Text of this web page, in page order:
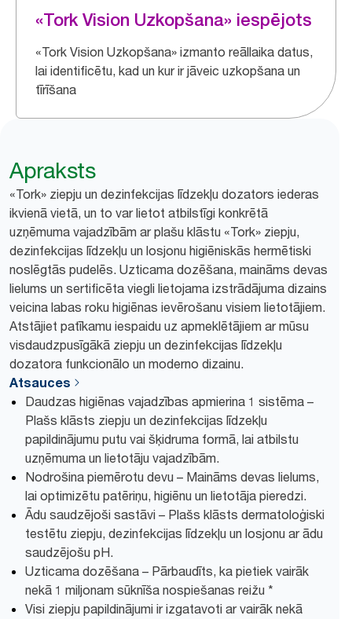
«Tork Vision Uzkopšana» iespējots
«Tork Vision Uzkopšana» izmanto reāllaika datus,
lai identificētu, kad un kur ir jāveic uzkopšana un
tīrīšana
Apraksts
«Tork» ziepju un dezinfekcijas līdzekļu dozators iederas
ikvienā vietā, un to var lietot atbilstīgi konkrētā
uzņēmuma vajadzībām ar plašu klāstu «Tork» ziepju,
dezinfekcijas līdzekļu un losjonu higiēniskās hermētiski
noslēgtās pudelēs. Uzticama dozēšana, maināms devas
lielums un sertificēta viegli lietojama izstrādājuma dizains
veicina labas roku higiēnas ievērošanu visiem lietotājiem.
Atstājiet patīkamu iespaidu uz apmeklētājiem ar mūsu
visdaudzpusīgākā ziepju un dezinfekcijas līdzekļu
dozatora funkcionālo un moderno dizainu.
Atsauces
Daudzas higiēnas vajadzības apmierina 1 sistēma –
Plašs klāsts ziepju un dezinfekcijas līdzekļu
papildinājumu putu vai šķidruma formā, lai atbilstu
uzņēmuma un lietotāju vajadzībām.
Nodrošina piemērotu devu – Maināms devas lielums,
lai optimizētu patēriņu, higiēnu un lietotāja pieredzi.
Ādu saudzējoši sastāvi – Plašs klāsts dermatoloģiski
testētu ziepju, dezinfekcijas līdzekļu un losjonu ar ādu
saudzējošu pH.
Uzticama dozēšana – Pārbaudīts, ka pietiek vairāk
nekā 1 miljonam sūknīša nospiešanas reižu *
Visi ziepju papildinājumi ir izgatavoti ar vairāk nekā